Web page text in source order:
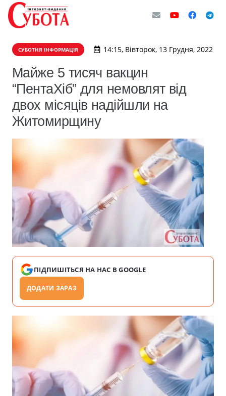
СУБОТНЯ ІНФОРМАЦІЯ 14:15, Вівторок, 13 Грудня, 2022
Майже 5 тисяч вакцин
“ПентаХіб” для немовлят від
двох місяців надійшли на
Житомирщину
ПІДПИШІТЬСЯ НА НАС В GOOGLE
ДОДАТИ ЗАРАЗ